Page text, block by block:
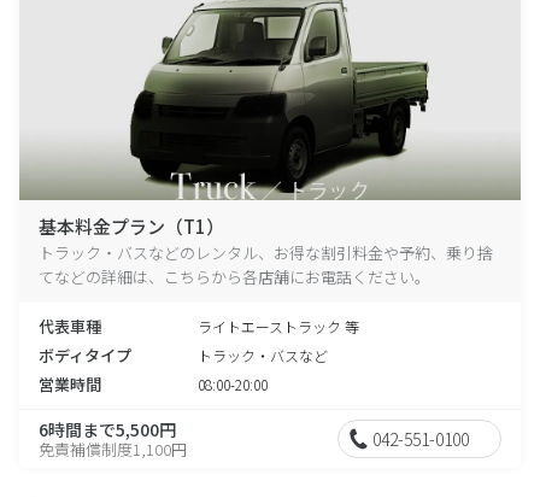
基本料金プラン（T1）
トラック・バスなどのレンタル、お得な割引料金や予約、乗り捨
てなどの詳細は、こちらから各店舗にお電話ください。
代表車種 ライトエーストラック 等
ボディタイプ トラック・バスなど
営業時間 08:00-20:00
6時間まで5,500円
免責補償制度1,100円 042-551-0100